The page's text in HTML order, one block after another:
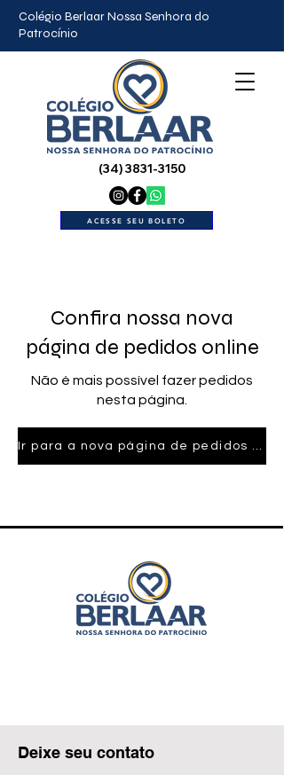
Colégio Berlaar Nossa Senhora do
Patrocínio
(34) 3831-3150
ACESSE SEU BOLETO
Confira nossa nova
página de pedidos online
Não é mais possível fazer pedidos
nesta página.
Ir para a nova página de pedidos online
Deixe seu contato